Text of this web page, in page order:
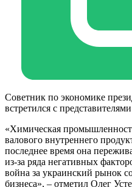
Cоветник по экономике
встретился с
«Химическая
валового внутреннего
последнее время она
из-за ряда негативных
война за украинский рынок
бизнеса», – отметил Олег